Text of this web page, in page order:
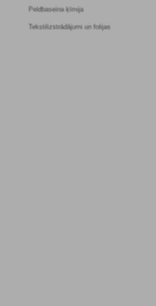
Peldbaseina ķīmija
Tekstilizstrādājumi un folijas